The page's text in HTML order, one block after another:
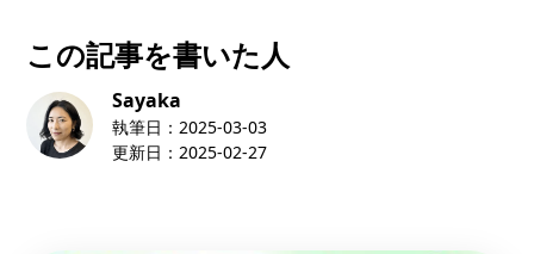
この記事を書いた人
Sayaka
執筆日： 2025-03-03
更新日： 2025-02-27